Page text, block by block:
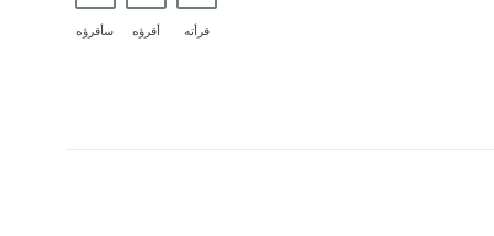
قرأته أقرؤه سأقرؤه